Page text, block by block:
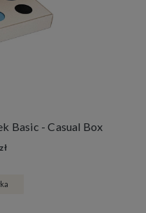
Basic - Casual Box